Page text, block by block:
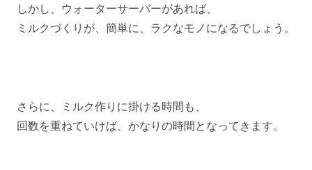
しかし、ウォーターサーバーがあれば、
ミルクづくりが、簡単に、ラクなモノになるでしょう。
さらに、ミルク作りに掛ける時間も、
回数を重ねていけば、かなりの時間となってきます。